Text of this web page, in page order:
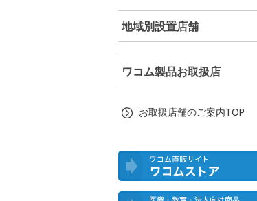
地域別設置店舗
ワコム製品お取扱店
お取扱店舗のご案内TOP